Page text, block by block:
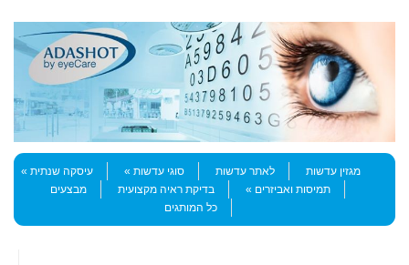
Menu
Skip to content
מגזין עדשות
לאתר עדשות סוגי עדשות
עיסקה שנתית
תמיסות ואביזרים
בדיקת ראיה מקצועית
מבצעים
כל המותגים